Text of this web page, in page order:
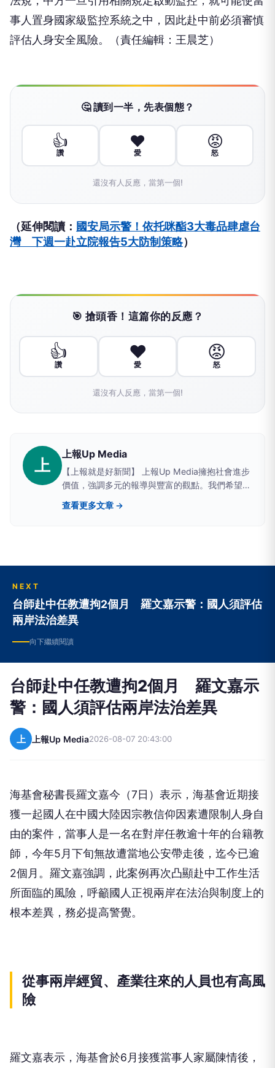
事人置身國家級監控系統之中，因此赴中前必須審慎
評估人身安全風險。（責任編輯：王晨芝）
🤔 讀到一半，先表個態？
👍
讚
❤️
愛
😡
怒
還沒有人反應，當第一個!
（延伸閱讀： 國安局示警！依托咪酯3大毒品肆虐台
灣 下週一赴立院報告5大防制策略）
🎯 搶頭香！這篇你的反應？
👍
讚
❤️
愛
😡
怒
還沒有人反應，當第一個!
上
上報Up Media
【上報就是好新聞】 上報Up Media擁抱社會進步
價值，強調多元的報導與豐富的觀點。我們希望提
供讀者具有深度、廣度的原生新聞。
查看更多文章 →
NEXT
台師赴中任教遭拘2個月 羅文嘉示警：國人須評估
兩岸法治差異
向下繼續閱讀
台師赴中任教遭拘2個月 羅文嘉示
警：國人須評估兩岸法治差異
上 上報Up Media2026-08-07 20:43:00
海基會秘書長羅文嘉今（7日）表示，海基會近期接
獲一起國人在中國大陸因宗教信仰因素遭限制人身自
由的案件，當事人是一名在對岸任教逾十年的台籍教
師，今年5月下旬無故遭當地公安帶走後，迄今已逾
2個月。羅文嘉強調，此案例再次凸顯赴中工作生活
所面臨的風險，呼籲國人正視兩岸在法治與制度上的
根本差異，務必提高警覺。
從事兩岸經貿、產業往來的人員也有高風
險
羅文嘉表示，海基會於6月接獲當事人家屬陳情後，